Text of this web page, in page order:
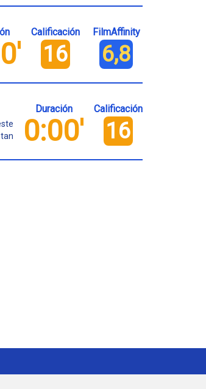
Calificación
16
FilmAffinity
6,8
Duración
0:00'
Calificación
16